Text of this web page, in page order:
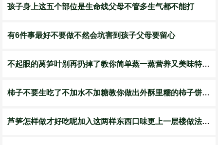
孩子身上这五个部位是生命线父母不管多生气都不能打
有6件事最好不要做不然会坑害到孩子父母要留心
不起眼的莴笋叶别再扔掉了教你简单蒸一蒸营养又美味特别好吃
柿子不要生吃了不加水不加糖教你做出外酥里糯的柿子饼特简单
芦笋怎样做才好吃呢加入这两样东西口味更上一层楼做法也简单